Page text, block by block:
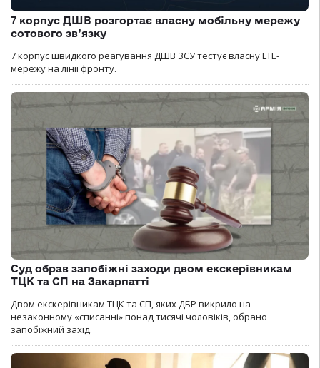
7 корпус ДШВ розгортає власну мобільну мережу
сотового зв’язку
7 корпус швидкого реагування ДШВ ЗСУ тестує власну LTE-
мережу на лінії фронту.
Суд обрав запобіжні заходи двом екскерівникам
ТЦК та СП на Закарпатті
Двом екскерівникам ТЦК та СП, яких ДБР викрило на
незаконному «списанні» понад тисячі чоловіків, обрано
запобіжний захід.